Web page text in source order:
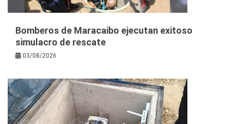
Bomberos de Maracaibo ejecutan exitoso
simulacro de rescate
03/08/2026